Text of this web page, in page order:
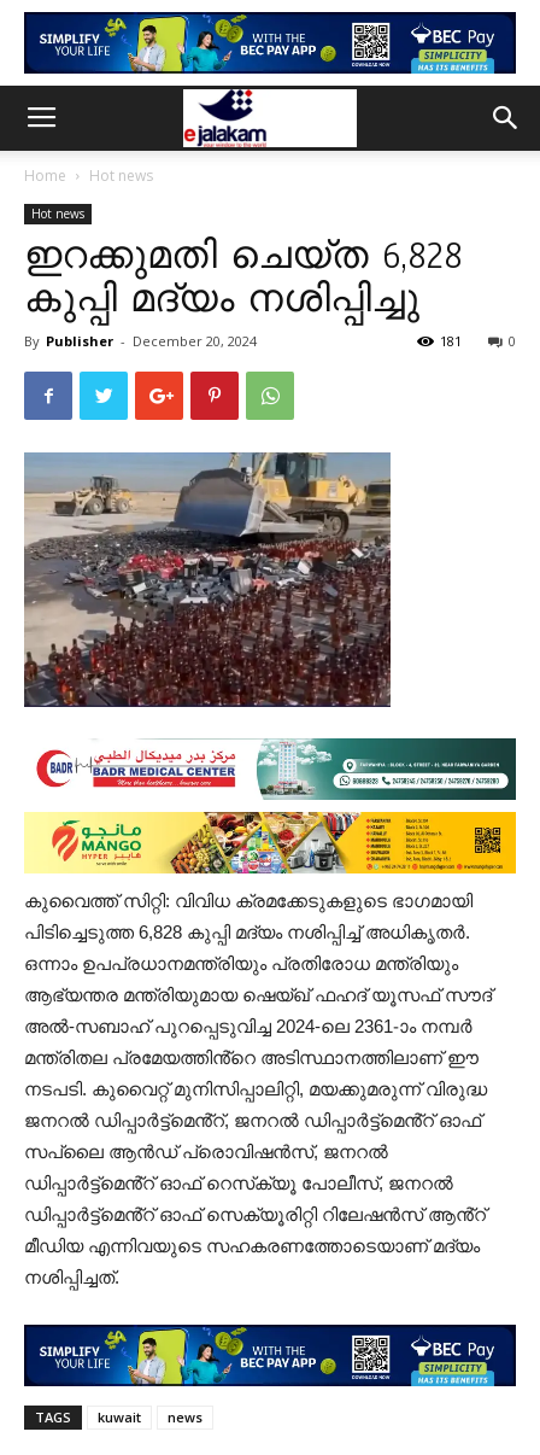
Home Hot news
Hot news
ഇറക്കുമതി ചെയ്ത 6,828
കുപ്പി മദ്യം നശിപ്പിച്ചു
By Publisher - December 20, 2024 0
181
കുവൈത്ത് സിറ്റി: വിവിധ ക്രമക്കേടുകളുടെ ഭാഗമായി
പിടിച്ചെടുത്ത 6,828 കുപ്പി മദ്യം നശിപ്പിച്ച് അധികൃതർ.
ഒന്നാം ഉപപ്രധാനമന്ത്രിയും പ്രതിരോധ മന്ത്രിയും
ആഭ്യന്തര മന്ത്രിയുമായ ഷെയ്ഖ് ഫഹദ് യൂസഫ് സൗദ്
അൽ-സബാഹ് പുറപ്പെടുവിച്ച 2024-ലെ 2361-ാം നമ്പർ
മന്ത്രിതല പ്രമേയത്തിൻ്റെ അടിസ്ഥാനത്തിലാണ് ഈ
നടപടി. കുവൈറ്റ് മുനിസിപ്പാലിറ്റി, മയക്കുമരുന്ന് വിരുദ്ധ
ജനറൽ ഡിപ്പാർട്ട്‌മെൻ്റ്, ജനറൽ ഡിപ്പാർട്ട്‌മെൻ്റ് ഓഫ്
സപ്ലൈ ആൻഡ് പ്രൊവിഷൻസ്, ജനറൽ
ഡിപ്പാർട്ട്‌മെൻ്റ് ഓഫ് റെസ്‌ക്യൂ പോലീസ്, ജനറൽ
ഡിപ്പാർട്ട്‌മെൻ്റ് ഓഫ് സെക്യൂരിറ്റി റിലേഷൻസ് ആൻ്റ്
മീഡിയ എന്നിവയുടെ സഹകരണത്തോടെയാണ് മദ്യം
നശിപ്പിച്ചത്.
TAGS kuwait news